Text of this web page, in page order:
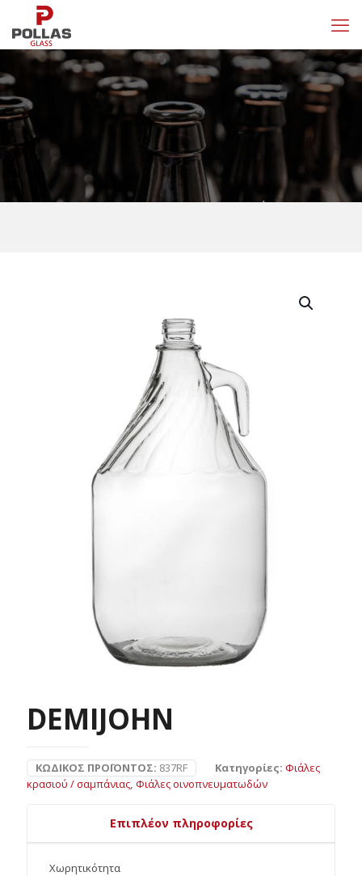
DEMIJOHN
ΚΩΔΙΚΌΣ ΠΡΟΪΌΝΤΟΣ: 837RF Κατηγορίες: Φιάλες
κρασιού / σαμπάνιας, Φιάλες οινοπνευματωδών
Επιπλέον πληροφορίες
Χωρητικότητα